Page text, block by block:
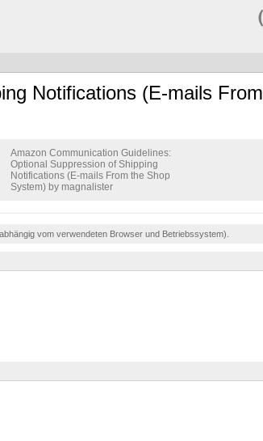
Notifications (E-mails From
Amazon Communication Guidelines:
Optional Suppression of Shipping
Notifications (E-mails From the Shop
System) by magnalister
vom verwendeten Browser und Betriebssystem).